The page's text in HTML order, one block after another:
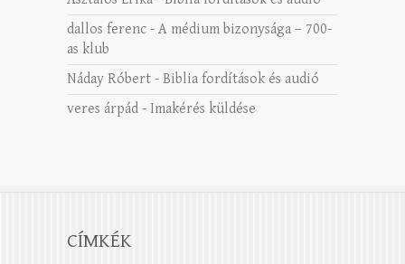
dallos ferenc - A médium bizonysága – 700-
as klub
Náday Róbert - Biblia fordítások és audió
veres árpád - Imakérés küldése
CÍMKÉK